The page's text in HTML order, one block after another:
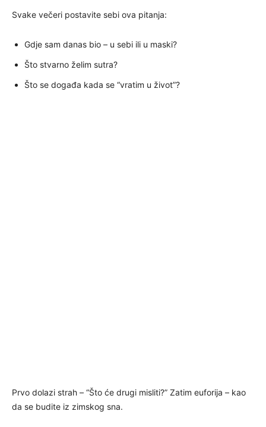
Svake večeri postavite sebi ova pitanja:
Gdje sam danas bio – u sebi ili u maski?
Što stvarno želim sutra?
Što se događa kada se “vratim u život”?
Prvo dolazi strah – “Što će drugi misliti?” Zatim euforija – kao
da se budite iz zimskog sna.